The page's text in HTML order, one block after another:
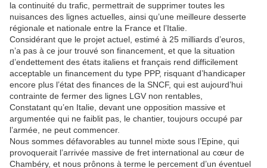
la continuité du trafic, permettrait de supprimer toutes les
nuisances des lignes actuelles, ainsi qu’une meilleure desserte
régionale et nationale entre la France et l’Italie.
Considérant que le projet actuel, estimé à 25 milliards d’euros,
n’a pas à ce jour trouvé son financement, et que la situation
d’endettement des états italiens et français rend difficilement
acceptable un financement du type PPP, risquant d’handicaper
encore plus l’état des finances de la SNCF, qui est aujourd’hui
contrainte de fermer des lignes LGV non rentables,
Constatant qu’en Italie, devant une opposition massive et
argumentée qui ne faiblit pas, le chantier, toujours occupé par
l’armée, ne peut commencer.
Nous sommes défavorables au tunnel mixte sous l’Epine, qui
provoquerait l’arrivée massive de fret international au cœur de
Chambéry, et nous prônons à terme le percement d’un éventuel